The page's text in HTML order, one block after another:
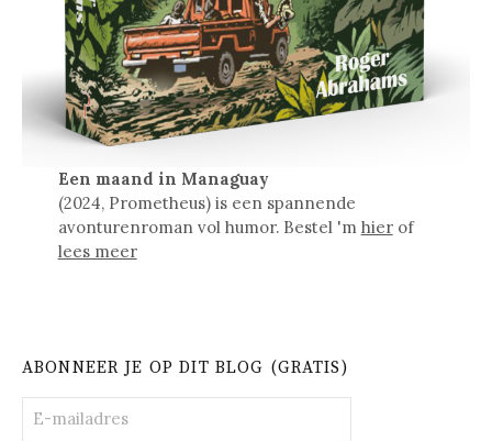
Een maand in Managuay
(2024, Prometheus) is een spannende
avonturenroman vol humor. Bestel 'm hierof
lees meer
ABONNEER JE OP DIT BLOG (GRATIS)
mailadres